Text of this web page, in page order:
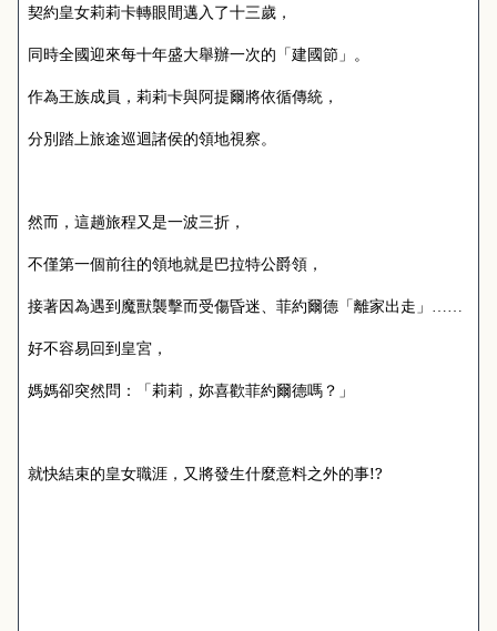
契約皇女莉莉卡轉眼間邁入了十三歲，
同時全國迎來每十年盛大舉辦一次的「建國節」。
作為王族成員，莉莉卡與阿提爾將依循傳統，
分別踏上旅途巡迴諸侯的領地視察。
然而，這趟旅程又是一波三折，
不僅第一個前往的領地就是巴拉特公爵領，
接著因為遇到魔獸襲擊而受傷昏迷、菲約爾德「離家出走」……
好不容易回到皇宮，
媽媽卻突然問：「莉莉，妳喜歡菲約爾德嗎？」
就快結束的皇女職涯，又將發生什麼意料之外的事!?